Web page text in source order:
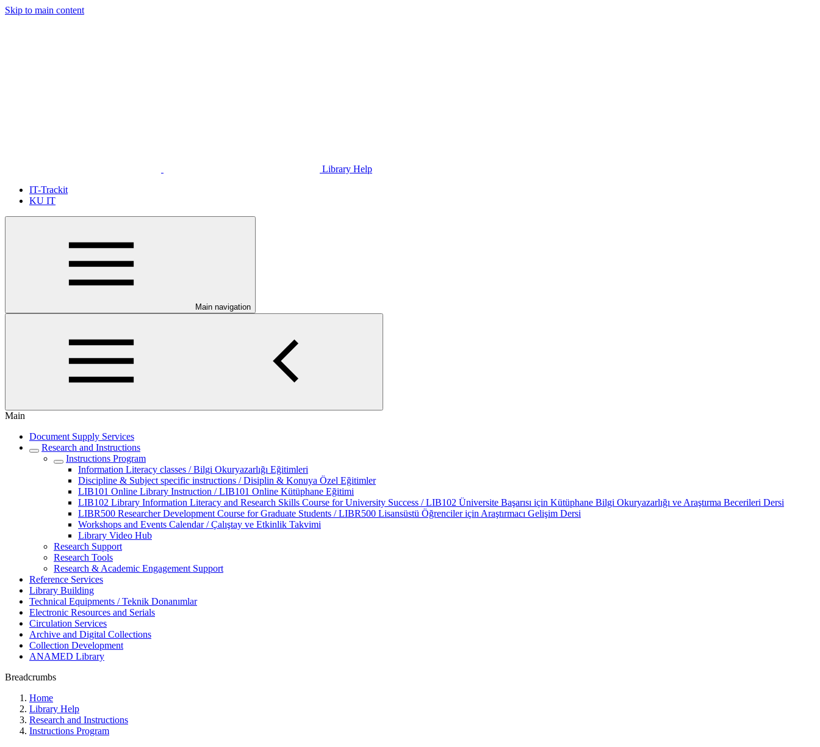
Skip to main content
Library Help
IT-Trackit
KU IT
Main navigation
Main
Document Supply Services
Research and Instructions
Instructions Program
Information Literacy classes / Bilgi Okuryazarlığı Eğitimleri
Discipline & Subject specific instructions / Disiplin & Konuya Özel Eğitimler
LIB101 Online Library Instruction / LIB101 Online Kütüphane Eğitimi
LIB102 Library Information Literacy and Research Skills Course for University Success / LIB102 Üniversite Başarısı için Kütüphane Bilgi Okuryazarlığı ve Araştırma Becerileri Dersi
LIBR500 Researcher Development Course for Graduate Students / LIBR500 Lisansüstü Öğrenciler için Araştırmacı Gelişim Dersi
Workshops and Events Calendar / Çalıştay ve Etkinlik Takvimi
Library Video Hub
Research Support
Research Tools
Research & Academic Engagement Support
Reference Services
Library Building
Technical Equipments / Teknik Donanımlar
Electronic Resources and Serials
Circulation Services
Archive and Digital Collections
Collection Development
ANAMED Library
Breadcrumbs
Home
Library Help
Research and Instructions
Instructions Program